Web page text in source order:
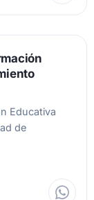
Educativa
de